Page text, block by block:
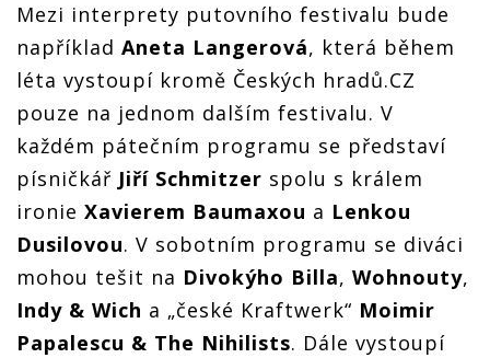
Mezi interprety putovního festivalu bude
například Aneta Langerová, která během
léta vystoupí kromě Českých hradů.CZ
pouze na jednom dalším festivalu. V
každém pátečním programu se představí
písničkář Jiří Schmitzer spolu s králem
ironie Xavierem Baumaxou a Lenkou
Dusilovou. V sobotním programu se diváci
mohou tešit na Divokýho Billa, Wohnouty,
Indy & Wich a „české Kraftwerk“ Moimir
Papalescu & The Nihilists. Dále vystoupí